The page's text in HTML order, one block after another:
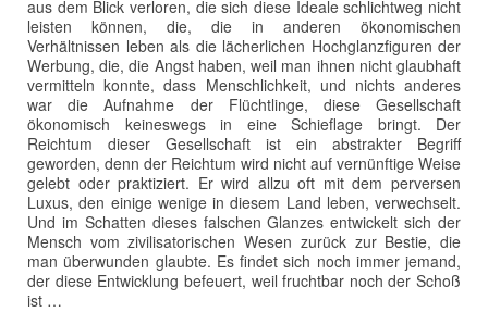
aus dem Blick verloren, die sich diese Ideale schlichtweg nicht
leisten können, die, die in anderen ökonomischen
Verhältnissen leben als die lächerlichen Hochglanzfiguren der
Werbung, die, die Angst haben, weil man ihnen nicht glaubhaft
vermitteln konnte, dass Menschlichkeit, und nichts anderes
war die Aufnahme der Flüchtlinge, diese Gesellschaft
ökonomisch keineswegs in eine Schieflage bringt. Der
Reichtum dieser Gesellschaft ist ein abstrakter Begriff
geworden, denn der Reichtum wird nicht auf vernünftige Weise
gelebt oder praktiziert. Er wird allzu oft mit dem perversen
Luxus, den einige wenige in diesem Land leben, verwechselt.
Und im Schatten dieses falschen Glanzes entwickelt sich der
Mensch vom zivilisatorischen Wesen zurück zur Bestie, die
man überwunden glaubte. Es findet sich noch immer jemand,
der diese Entwicklung befeuert, weil fruchtbar noch der Schoß
ist …